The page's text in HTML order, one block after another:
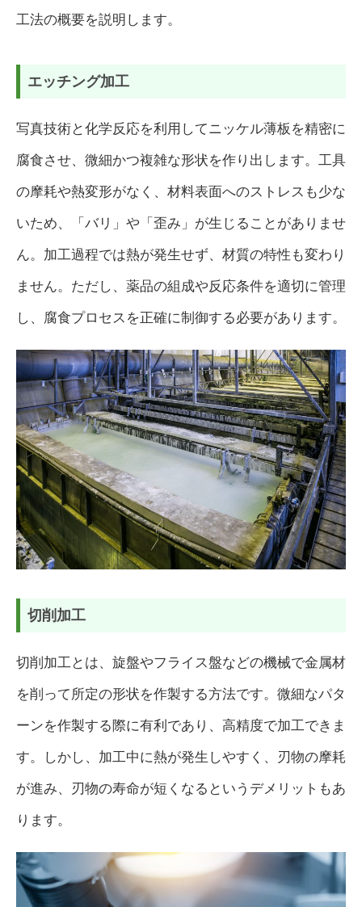
工法の概要を説明します。
エッチング加工
写真技術と化学反応を利用してニッケル薄板を精密に
腐食させ、微細かつ複雑な形状を作り出します。工具
の摩耗や熱変形がなく、材料表面へのストレスも少な
いため、「バリ」や「歪み」が生じることがありませ
ん。加工過程では熱が発生せず、材質の特性も変わり
ません。ただし、薬品の組成や反応条件を適切に管理
し、腐食プロセスを正確に制御する必要があります。
切削加工
切削加工とは、旋盤やフライス盤などの機械で金属材
を削って所定の形状を作製する方法です。微細なパタ
ーンを作製する際に有利であり、高精度で加工できま
す。しかし、加工中に熱が発生しやすく、刃物の摩耗
が進み、刃物の寿命が短くなるというデメリットもあ
ります。